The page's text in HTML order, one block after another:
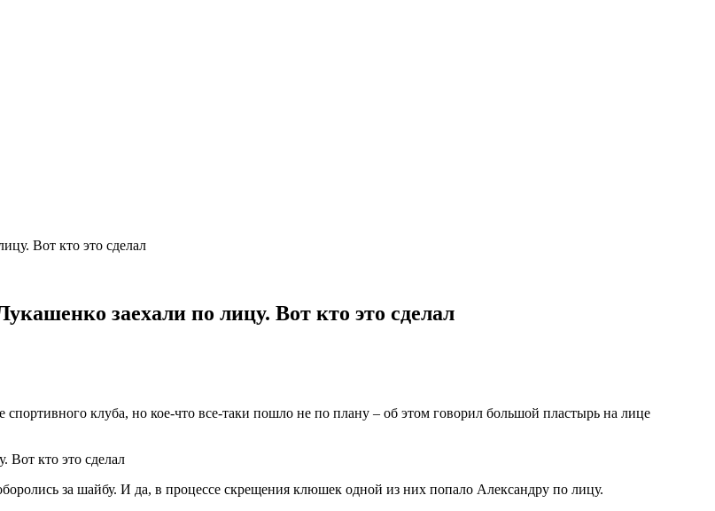
Вот кто это сделал
заехали по лицу. Вот кто это сделал
клуба, но кое-что все-таки пошло не по плану – об этом говорил большой пластырь на лице
за шайбу. И да, в процессе скрещения клюшек одной из них попало Александру по лицу.